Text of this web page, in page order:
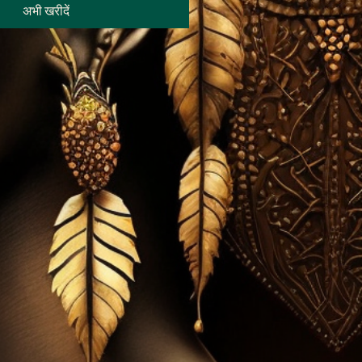
अभी खरीदें